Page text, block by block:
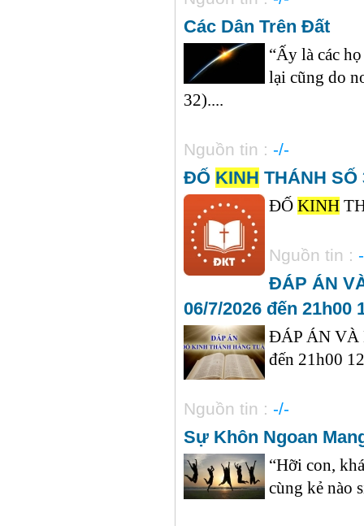
Các Dân Trên Đất
“Ấy là các
lại cũng do
32)....
Nguồn tin : -/-
ĐỐ KINH THÁNH SỐ
ĐỐ KINH
Nguồn tin :
ĐÁP ÁN
06/7/2026 đến 21h00
ĐÁP ÁN
đến 21h00
Nguồn tin : -/-
Sự Khôn Ngoan
“Hỡi con,
cùng kẻ nào